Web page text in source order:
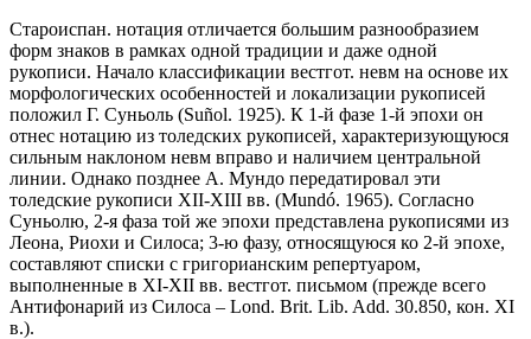
Староиспан. нотация отличается большим разнообразием
форм знаков в рамках одной традиции и даже одной
рукописи. Начало классификации вестгот. невм на основе их
морфологических особенностей и локализации рукописей
положил Г. Суньоль (Suñol. 1925). К 1-й фазе 1-й эпохи он
отнес нотацию из толедских рукописей, характеризующуюся
сильным наклоном невм вправо и наличием центральной
линии. Однако позднее А. Мундо передатировал эти
толедские рукописи XII-XIII вв. (Mundó. 1965). Согласно
Суньолю, 2-я фаза той же эпохи представлена рукописями из
Леона, Риохи и Силоса; 3-ю фазу, относящуюся ко 2-й эпохе,
составляют списки с григорианским репертуаром,
выполненные в XI-XII вв. вестгот. письмом (прежде всего
Антифонарий из Силоса – Lond. Brit. Lib. Add. 30.850, кон. XI
в.).